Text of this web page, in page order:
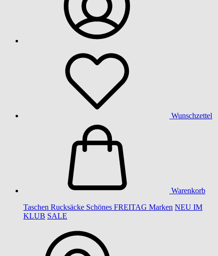
Wunschzettel
Warenkorb
Taschen Rucksäcke Schönes FREITAG Marken NEU IM
KLUB SALE